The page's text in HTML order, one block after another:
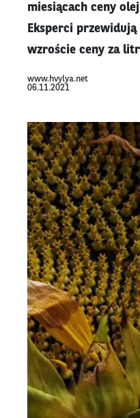
miesiącach ceny
Eksperci
wzroście ceny za
www.hvylya.net
06.11.2021